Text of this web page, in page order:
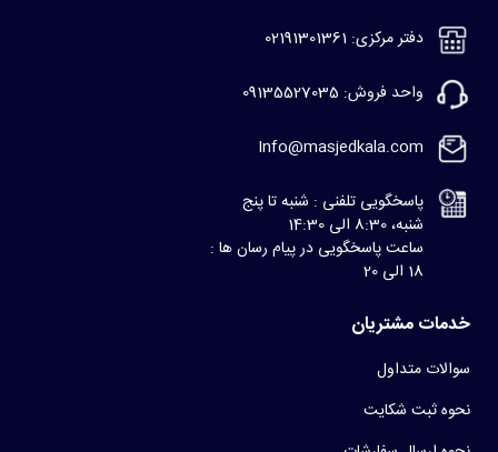
دفتر مرکزی: 02191301361
واحد فروش: 09135527035
Info@masjedkala.com
پاسخگویی تلفنی : شنبه تا پنج
شنبه، 8:30 الی 14:30
ساعت پاسخگویی در پیام رسان ها :
18 الی 20
خدمات مشتریان
سوالات متداول
نحوه ثبت شکایت